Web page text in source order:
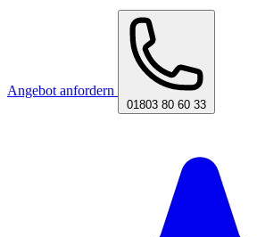
Angebot anfordern
01803 80 60 33